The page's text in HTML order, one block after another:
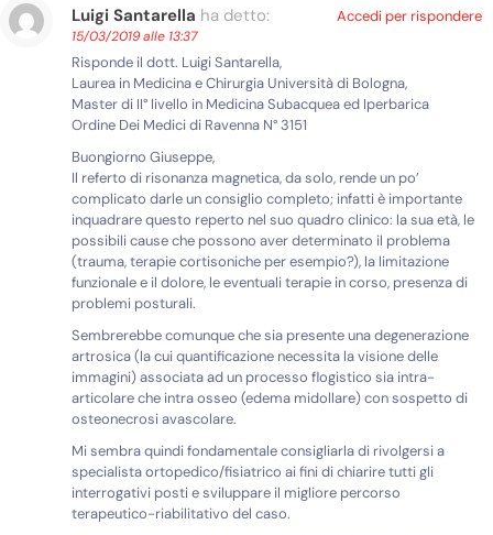
Luigi Santarella ha detto:
15/03/2019 alle 13:37
Risponde il dott. Luigi Santarella,
Laurea in Medicina e Chirurgia Università di Bologna,
Master di II° livello in Medicina Subacquea ed Iperbarica
Ordine Dei Medici di Ravenna N° 3151
Buongiorno Giuseppe,
Il referto di risonanza magnetica, da solo, rende un po’
complicato darle un consiglio completo; infatti è importante
inquadrare questo reperto nel suo quadro clinico: la sua età, le
possibili cause che possono aver determinato il problema
(trauma, terapie cortisoniche per esempio?), la limitazione
funzionale e il dolore, le eventuali terapie in corso, presenza di
problemi posturali.
Sembrerebbe comunque che sia presente una degenerazione
artrosica (la cui quantificazione necessita la visione delle
immagini) associata ad un processo flogistico sia intra-
articolare che intra osseo (edema midollare) con sospetto di
osteonecrosi avascolare.
Mi sembra quindi fondamentale consigliarla di rivolgersi a
specialista ortopedico/fisiatrico ai fini di chiarire tutti gli
interrogativi posti e sviluppare il migliore percorso
terapeutico-riabilitativo del caso.
Accedi per rispondere